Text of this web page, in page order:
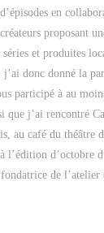
en
proposant
et produites
donc donné la
participé à au
que j’ai rencontré
au café du théâtre
l’édition d’octobre
de